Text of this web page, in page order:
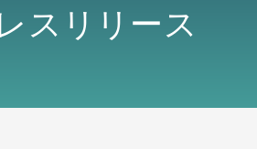
スリリース